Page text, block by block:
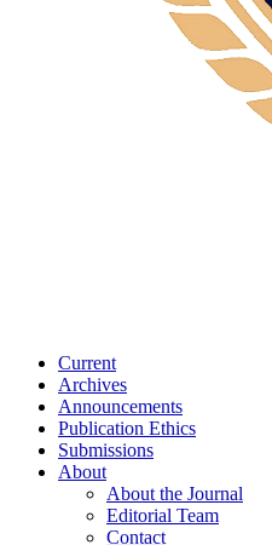
Current
Archives
Announcements
Publication Ethics
Submissions
About
About the Journal
Editorial Team
Contact